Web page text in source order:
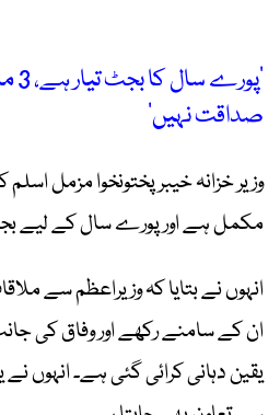
صداقت نہیں‘
وزیر خزانہ خیبر پختونخوا مزمل
مکمل ہے اور پورے سال کے لیے
انہوں نے بتایا کہ وزیراعظم سے
ان کے سامنے رکھے اور وفاق کی
یقین دہانی کرائی گئی ہے۔ انہوں